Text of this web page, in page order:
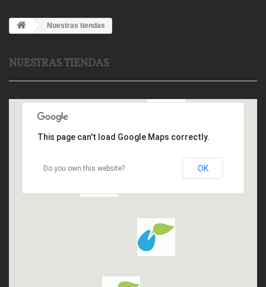
Nuestras tiendas
NUESTRAS TIENDAS
This page can't load Google Maps correctly.
Do you own this website? OK